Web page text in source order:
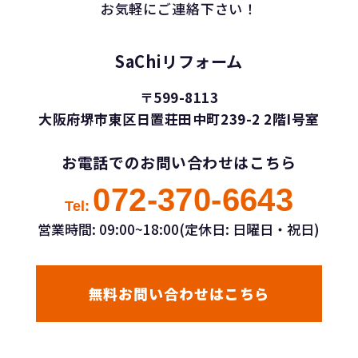
お気軽にご連絡下さい！
SaChiリフォーム
〒599-8113
大阪府堺市東区日置荘田中町239-2 2階I号室
お電話でのお問い合わせはこちら
Tel: 072-370-6643
営業時間: 09:00~18:00(定休日: 日曜日・祝日)
無料お問い合わせはこちら